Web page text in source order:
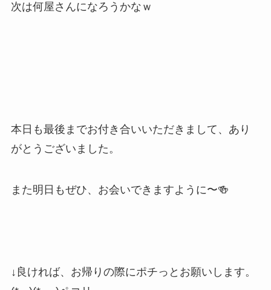
次は何屋さんになろうかなｗ
本日も最後までお付き合いいただきまして、あり
がとうございました。
また明日もぜひ、お会いできますように〜🍻
↓良ければ、お帰りの際にポチっとお願いします。